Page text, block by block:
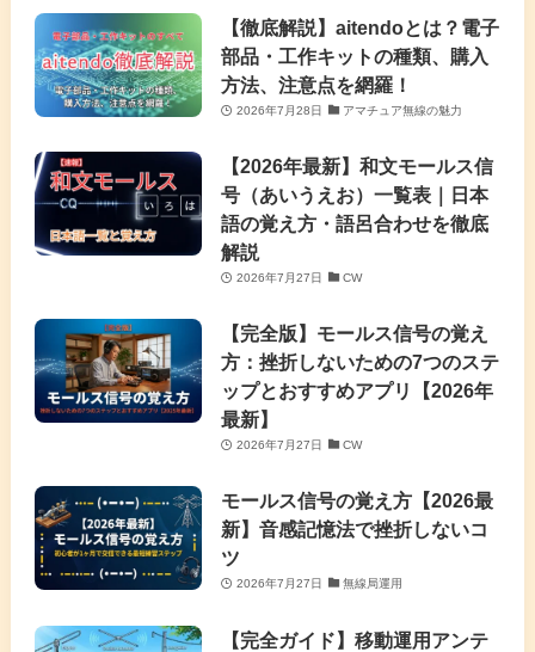
【徹底解説】aitendoとは？電子
部品・工作キットの種類、購入
方法、注意点を網羅！
2026年7月28日 アマチュア無線の魅力
【2026年最新】和文モールス信
号（あいうえお）一覧表｜日本
語の覚え方・語呂合わせを徹底
解説
2026年7月27日 CW
【完全版】モールス信号の覚え
方：挫折しないための7つのステ
ップとおすすめアプリ【2026年
最新】
2026年7月27日 CW
モールス信号の覚え方【2026最
新】音感記憶法で挫折しないコ
ツ
2026年7月27日 無線局運用
【完全ガイド】移動運用アンテ